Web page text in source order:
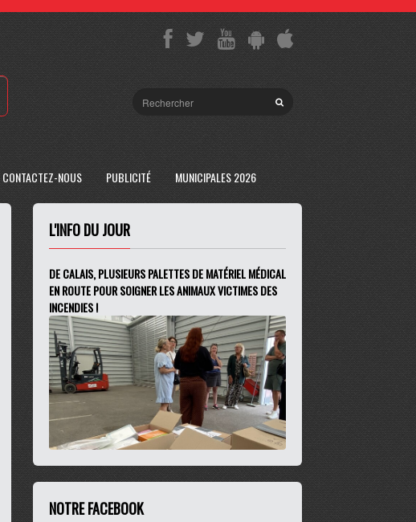
CONTACTEZ-NOUS PUBLICITÉ MUNICIPALES 2026
L'INFO DU JOUR
DE CALAIS, PLUSIEURS PALETTES DE MATÉRIEL MÉDICAL
EN ROUTE POUR SOIGNER LES ANIMAUX VICTIMES DES
INCENDIES !
NOTRE FACEBOOK